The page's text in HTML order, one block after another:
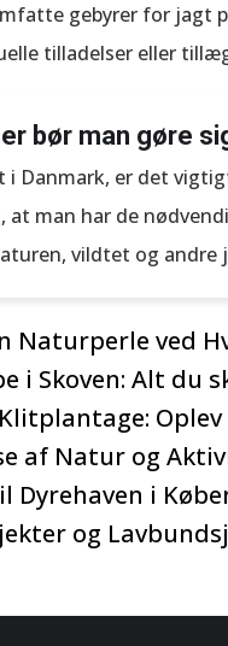
gebyrer for jagt
tilladelser eller
bør man gøre
i Danmark, er det
at man har de
vildtet og andre
Naturperle ved
i Skoven: Alt du
af Natur og
i
og